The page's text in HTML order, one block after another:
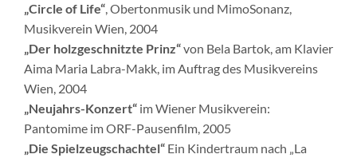
„Circle of Life“, Obertonmusik und MimoSonanz,
Musikverein Wien, 2004
„Der holzgeschnitzte Prinz“von Bela Bartok, am Klavier
Aima Maria Labra-Makk, im Auftrag des Musikvereins
Wien, 2004
„Neujahrs-Konzert“ im Wiener Musikverein:
Pantomime im ORF-Pausenfilm, 2005
„Die Spielzeugschachtel“ Ein Kindertraum nach „La